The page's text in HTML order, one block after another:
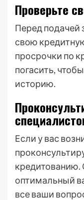
Проверьте
Перед подачей
свою
просрочки по
погасить,
историю.
Если у вас
оптимальный
все ваши